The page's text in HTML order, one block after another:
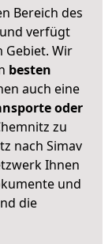
Bereich des
verfügt
Gebiet. Wir
besten
auch eine
oder
zu
nach Simav
Ihnen
und
die